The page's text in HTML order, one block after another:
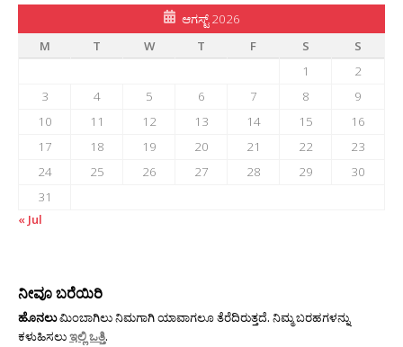
ಆಗಸ್ಟ್ 2026
M
T W T F S
S
1
2
3
4 5 6 7 8
9
10
11 12 13 14 15
16
17
18 19 20 21 22
23
24
25 26 27 28 29
30
31
« Jul
ನೀವೂ ಬರೆಯಿರಿ
ಹೊನಲುಮಿಂಬಾಗಿಲು ನಿಮಗಾಗಿ ಯಾವಾಗಲೂ ತೆರೆದಿರುತ್ತದೆ. ನಿಮ್ಮ ಬರಹಗಳನ್ನು
ಕಳುಹಿಸಲುಇಲ್ಲಿ ಒತ್ತಿ.